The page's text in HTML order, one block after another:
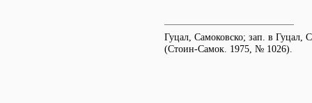
Гуцал, Самоковско; зап. в Гуцал,
(Стоин-Самок. 1975, № 1026).